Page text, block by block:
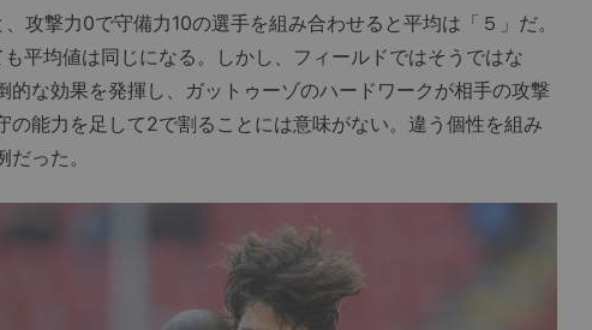
攻撃力0で守備力10の選手を組み合わせると平均は「５」だ。
平均値は同じになる。しかし、フィールドではそうではな
的な効果を発揮し、ガットゥーゾのハードワークが相手の攻撃
の能力を足して2で割ることには意味がない。違う個性を組み
った。